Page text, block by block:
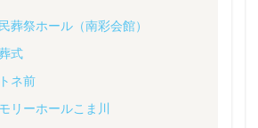
葬祭ホール（南彩会館）
式
ネ前
リーホールこま川